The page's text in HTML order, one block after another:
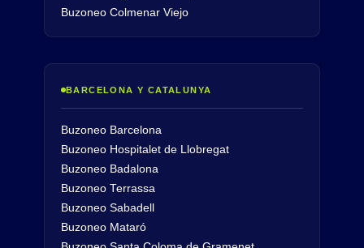
Buzoneo Colmenar Viejo
BARCELONA Y CATALUNYA
Buzoneo Barcelona
Buzoneo Hospitalet de Llobregat
Buzoneo Badalona
Buzoneo Terrassa
Buzoneo Sabadell
Buzoneo Mataró